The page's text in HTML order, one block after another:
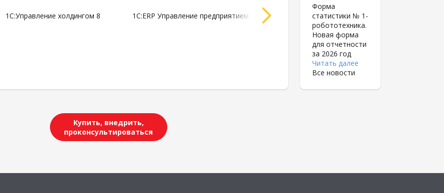
1С:Управление холдингом 8 1С:ERP Управление предприятием 1С:Комплексная автоматизация
Форма
статистики № 1-
робототехника.
Новая форма
для отчетности
за 2026 год
Читать далее
Все новости
Купить, внедрить,
проконсультироваться